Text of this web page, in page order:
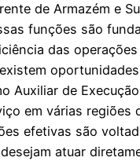
de Armazém e
funções são
das
Auxiliar de
em várias regiões
efetivas são
atuar